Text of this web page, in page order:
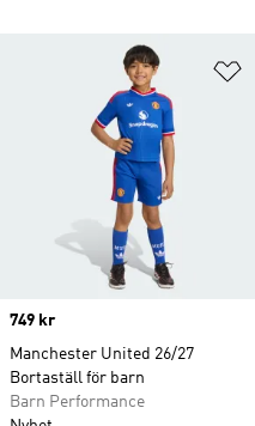
Price
749 kr
Manchester United 26/27
Bortaställ för barn
Barn Performance